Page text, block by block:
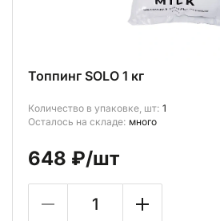
Топпинг SOLO 1 кг
Количество в упаковке, шт: 1
Осталось на складе: много
648 ₽/шт